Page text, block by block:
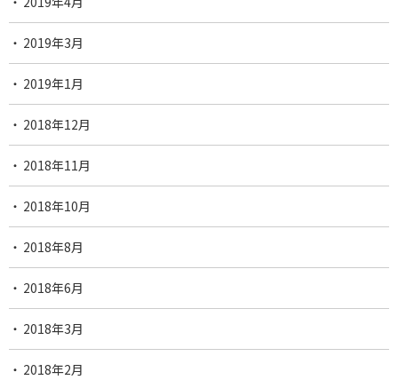
2019年3月
2019年1月
2018年12月
2018年11月
2018年10月
2018年8月
2018年6月
2018年3月
2018年2月